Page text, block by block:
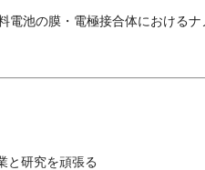
電池の膜・電極接合体における
と研究を頑張る